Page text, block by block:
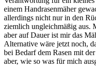
einem Handrasenmäher
allerdings nicht nur in den
ziemlich ungleichmäßig aus.
aber auf Dauer ist mir das
Alternative wäre jetzt noch,
bei Bedarf dem Rasen mit
aber, wie so was für mich